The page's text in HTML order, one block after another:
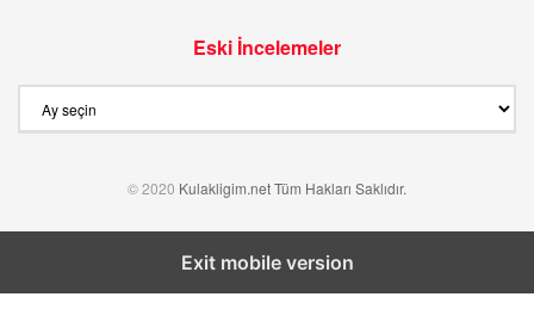
Eski İncelemeler
İncelemeler
© 2020 Kulakligim.net Tüm Hakları Saklıdır.
Exit mobile version